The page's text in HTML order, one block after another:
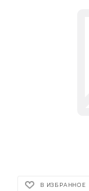
В ИЗБРАННОЕ